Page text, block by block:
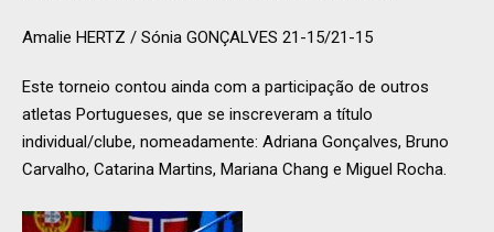
Amalie HERTZ / Sónia GONÇALVES 21-15/21-15
Este torneio contou ainda com a participação de outros
atletas Portugueses, que se inscreveram a título
individual/clube, nomeadamente: Adriana Gonçalves, Bruno
Carvalho, Catarina Martins, Mariana Chang e Miguel Rocha.